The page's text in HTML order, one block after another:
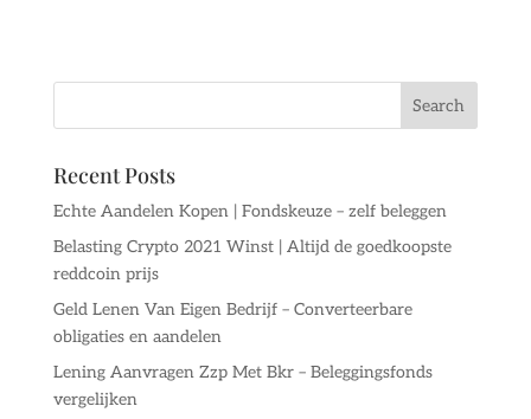
Recent Posts
Echte Aandelen Kopen | Fondskeuze – zelf beleggen
Belasting Crypto 2021 Winst | Altijd de goedkoopste
reddcoin prijs
Geld Lenen Van Eigen Bedrijf – Converteerbare
obligaties en aandelen
Lening Aanvragen Zzp Met Bkr – Beleggingsfonds
vergelijken